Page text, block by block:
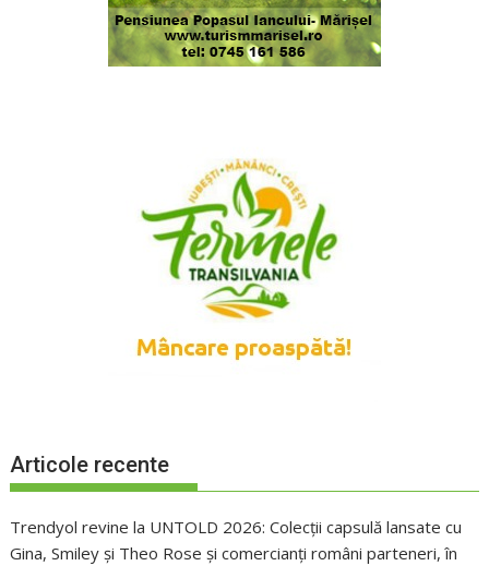
Articole recente
Trendyol revine la UNTOLD 2026: Colecții capsulă lansate cu
Gina, Smiley și Theo Rose și comercianți români parteneri, în